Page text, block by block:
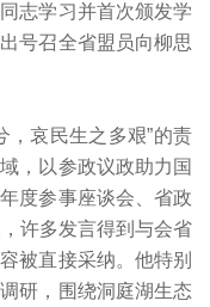
志学习并首次颁发学
号召全省盟员向柳思
，哀民生之多艰”的责
，以参政议政助力国
度参事座谈会、省政
许多发言得到与会省
被直接采纳。他特别
研，围绕洞庭湖生态